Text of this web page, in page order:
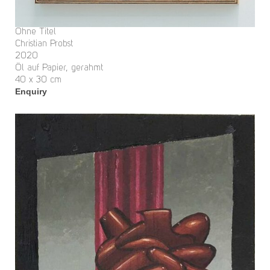
Ohne Titel
Christian Probst
2020
Öl auf Papier, gerahmt
40 x 30 cm
Enquiry